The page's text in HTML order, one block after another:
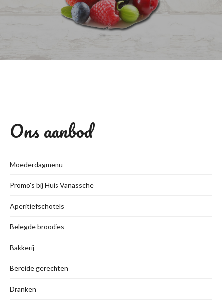
Ons aanbod
Moederdagmenu
Promo's bij Huis Vanassche
Aperitiefschotels
Belegde broodjes
Bakkerij
Bereide gerechten
Dranken